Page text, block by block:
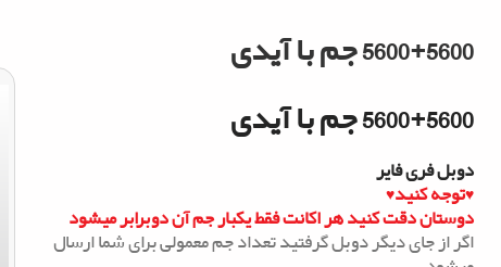
5600+5600 جم با آیدی
5600+5600 جم با آیدی
دوبل فری فایر
♥توجه کنید♥
دوستان دقت کنید هر اکانت فقط یکبار جم آن دوبرابر میشود
اگر از جای دیگر دوبل گرفتید تعداد جم معمولی برای شما ارسال